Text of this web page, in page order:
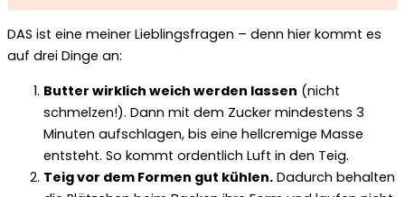
DAS ist eine meiner Lieblingsfragen – denn hier kommt es
auf drei Dinge an:
Butter wirklich weich werden lassen (nicht
schmelzen!). Dann mit dem Zucker mindestens 3
Minuten aufschlagen, bis eine hellcremige Masse
entsteht. So kommt ordentlich Luft in den Teig.
Teig vor dem Formen gut kühlen. Dadurch behalten